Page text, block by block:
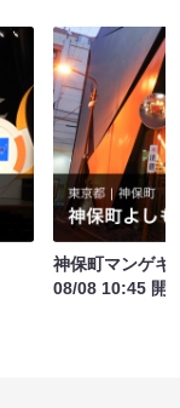
神保町マンゲキ
08/08 10:45 開